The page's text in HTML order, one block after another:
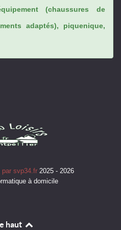
(chaussures de
adaptés), piquenique,
par svp34.fr 2025 - 2026
à domicile
haut